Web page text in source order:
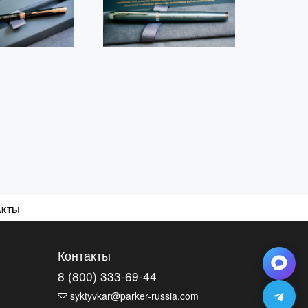
Контакты
8 (800) 333-69-44
syktyvkar@parker-russia.com